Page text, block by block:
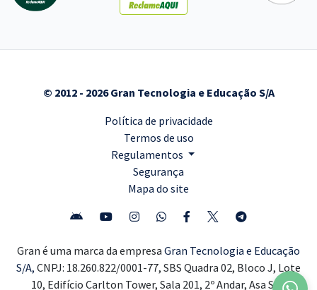
© 2012 - 2026 Gran Tecnologia e Educação S/A
Política de privacidade
Termos de uso
Regulamentos
Segurança
Mapa do site
Gran é uma marca da empresa Gran Tecnologia e Educação
S/A, CNPJ: 18.260.822/0001-77, SBS Quadra 02, Bloco J, Lote
10, Edifício Carlton Tower, Sala 201, 2º Andar, Asa Sul,